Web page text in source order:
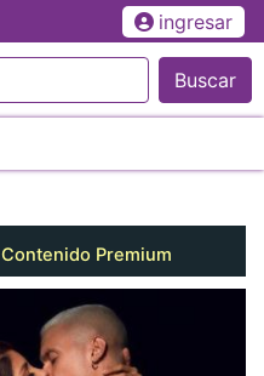
ingresar
Buscar
Contenido Premium